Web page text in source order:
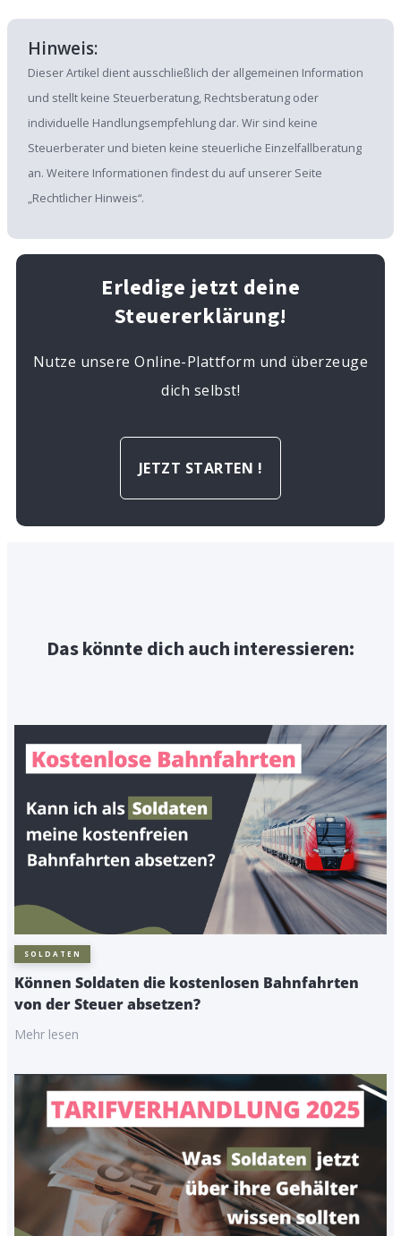
Hinweis:
Dieser Artikel dient ausschließlich der allgemeinen Information
und stellt keine Steuerberatung, Rechtsberatung oder
individuelle Handlungsempfehlung dar. Wir sind keine
Steuerberater und bieten keine steuerliche Einzelfallberatung
an. Weitere Informationen findest du auf unserer Seite
„Rechtlicher Hinweis“.
Erledige jetzt deine
Steuererklärung!
Nutze unsere Online-Plattform und überzeuge
dich selbst!
JETZT STARTEN !
Das könnte dich auch interessieren:
SOLDATEN
Können Soldaten die kostenlosen Bahnfahrten
von der Steuer absetzen?
Mehr lesen